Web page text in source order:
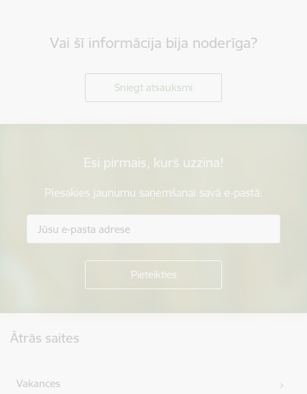
Vai šī informācija bija noderīga?
Sniegt atsauksmi
Esi pirmais, kurš uzzina!
Piesakies jaunumu saņemšanai savā e-pastā.
Ātrās saites
Vakances